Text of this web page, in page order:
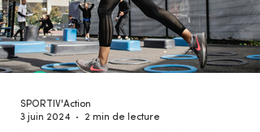
SPORTIV'Action
3 juin 2024
2 min de lecture